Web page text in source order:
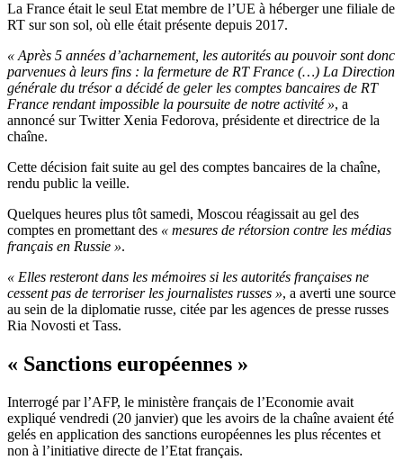
La France était le seul Etat membre de l’UE à héberger une filiale de
RT sur son sol, où elle était présente depuis 2017.
« Après 5 années d’acharnement, les autorités au pouvoir sont donc
parvenues à leurs fins : la fermeture de RT France (…) La Direction
générale du trésor a décidé de geler les comptes bancaires de RT
France rendant impossible la poursuite de notre activité », a
annoncé sur Twitter Xenia Fedorova, présidente et directrice de la
chaîne.
Cette décision fait suite au gel des comptes bancaires de la chaîne,
rendu public la veille.
Quelques heures plus tôt samedi, Moscou réagissait au gel des
comptes en promettant des « mesures de rétorsion contre les médias
français en Russie ».
« Elles resteront dans les mémoires si les autorités françaises ne
cessent pas de terroriser les journalistes russes », a averti une source
au sein de la diplomatie russe, citée par les agences de presse russes
Ria Novosti et Tass.
« Sanctions européennes »
Interrogé par l’AFP, le ministère français de l’Economie avait
expliqué vendredi (20 janvier) que les avoirs de la chaîne avaient été
gelés en application des sanctions européennes les plus récentes et
non à l’initiative directe de l’Etat français.